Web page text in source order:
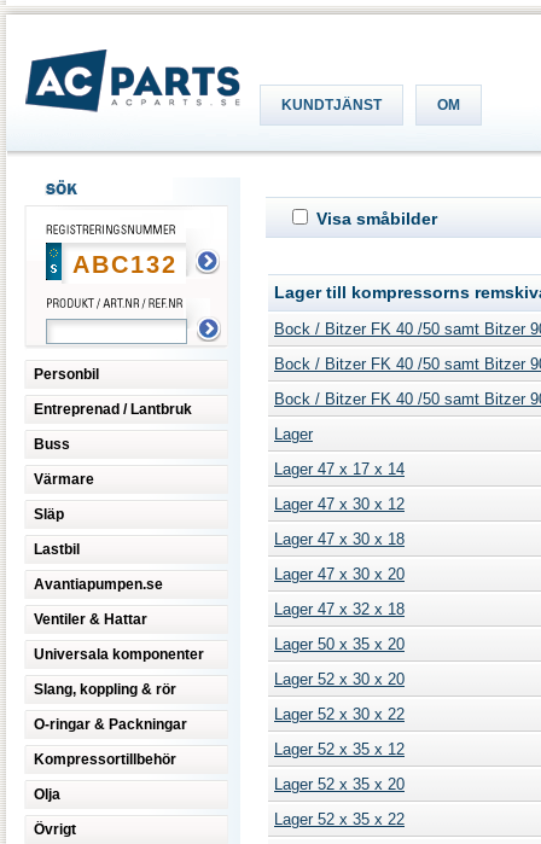
KUNDTJÄNST OM
Personbil
Entreprenad / Lantbruk
Buss
Värmare
Släp
Lastbil
Avantiapumpen.se
Ventiler & Hattar
Universala komponenter
Slang, koppling & rör
O-ringar & Packningar
Kompressortillbehör
Olja
Övrigt
Visa småbilder
Lager till kompressorns
Bock / Bitzer FK 40 /50 samt Bitzer
Bock / Bitzer FK 40 /50 samt Bitzer
Bock / Bitzer FK 40 /50 samt Bitzer
Lager
Lager 47 x 17 x 14
Lager 47 x 30 x 12
Lager 47 x 30 x 18
Lager 47 x 30 x 20
Lager 47 x 32 x 18
Lager 50 x 35 x 20
Lager 52 x 30 x 20
Lager 52 x 30 x 22
Lager 52 x 35 x 12
Lager 52 x 35 x 20
Lager 52 x 35 x 22